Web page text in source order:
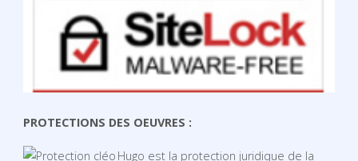
PROTECTIONS DES OEUVRES :
Hugo est la protection juridique de la